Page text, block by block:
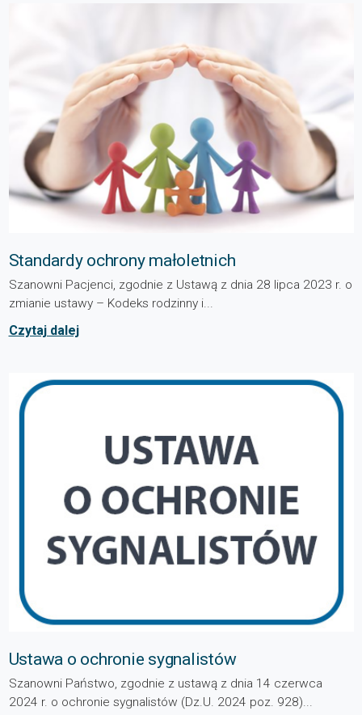
Standardy ochrony małoletnich
Szanowni Pacjenci, zgodnie z Ustawą z dnia 28 lipca 2023 r. o
zmianie ustawy – Kodeks rodzinny i...
Czytaj dalej
Ustawa o ochronie sygnalistów
Szanowni Państwo, zgodnie z ustawą z dnia 14 czerwca
2024 r. o ochronie sygnalistów (Dz.U. 2024 poz. 928)...